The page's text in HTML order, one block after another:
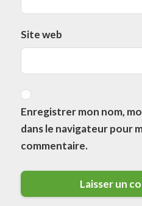
Site web
Enregistrer mon nom,
dans le navigateur pour
commentaire.